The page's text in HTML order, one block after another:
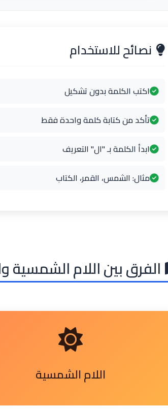
نصائح للاستخدام
اكتب الكلمة بدون تشكيل
تأكد من كتابة كلمة واحدة فقط
ابدأ الكلمة بـ "ال" التعريف
مثال: الشمس، القمر، الكتاب
الفرق بين اللام الشمسية
اللام الشمسية